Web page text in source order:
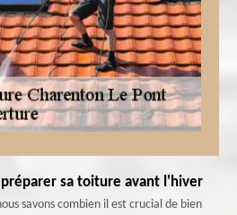
sa toiture avant l'hiver
savons combien il est crucial de bien